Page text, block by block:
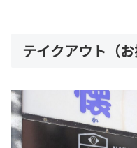
テイクアウト（